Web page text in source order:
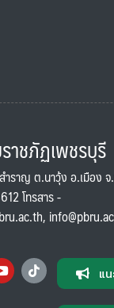
าชภัฏเพชรบุรี
ำราญ ต.นาวุ้ง อ.เมือง
โทรสาร -
,
แ